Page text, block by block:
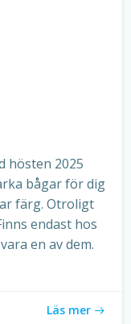
hösten 2025
bågar för dig
färg. Otroligt
endast hos
en av dem.
Läs mer